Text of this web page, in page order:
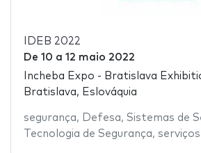
IDEB 2022
De 10 a 12 maio 2022
Incheba Expo - Bratislava
Bratislava, Eslováquia
segurança, Defesa, Sistemas de
Tecnologia de Segurança, serviços